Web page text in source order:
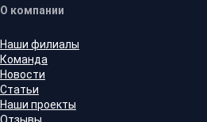
О компании
Наши филиалы
Команда
Новости
Статьи
Наши проекты